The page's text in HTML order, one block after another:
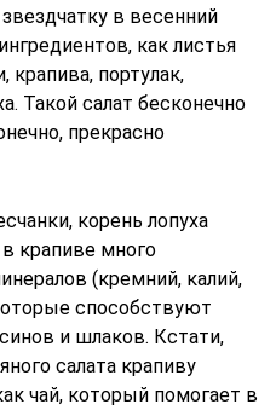
в весенний
как листья
крапива, портулак,
Такой салат бесконечно
прекрасно
корень лопуха
крапиве много
(кремний, калий,
способствуют
и шлаков. Кстати,
салата крапиву
чай, который помогает в